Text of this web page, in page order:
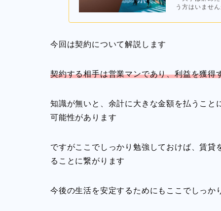
う方はいませ
今回は契約について解説します
契約する相手は営業マンであり、利益を獲得
知識が無いと、余計に大きな金額を払うこ
可能性があります
ですがここでしっかり勉強しておけば、賃貸
ることに繋がります
今後の生活を安定するためにもここでしっか